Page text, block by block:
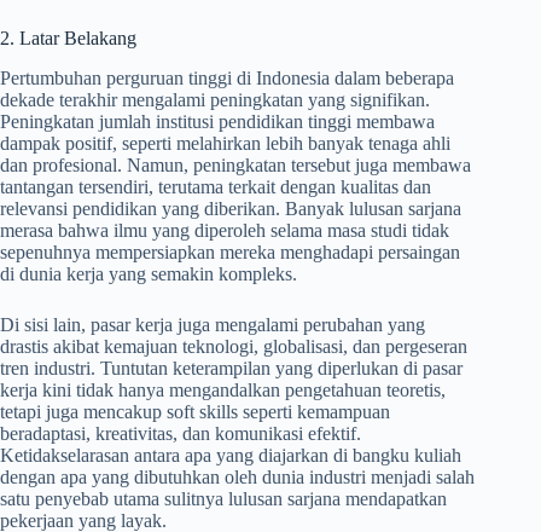
2. Latar Belakang
Pertumbuhan perguruan tinggi di Indonesia dalam beberapa
dekade terakhir mengalami peningkatan yang signifikan.
Peningkatan jumlah institusi pendidikan tinggi membawa
dampak positif, seperti melahirkan lebih banyak tenaga ahli
dan profesional. Namun, peningkatan tersebut juga membawa
tantangan tersendiri, terutama terkait dengan kualitas dan
relevansi pendidikan yang diberikan. Banyak lulusan sarjana
merasa bahwa ilmu yang diperoleh selama masa studi tidak
sepenuhnya mempersiapkan mereka menghadapi persaingan
di dunia kerja yang semakin kompleks.
Di sisi lain, pasar kerja juga mengalami perubahan yang
drastis akibat kemajuan teknologi, globalisasi, dan pergeseran
tren industri. Tuntutan keterampilan yang diperlukan di pasar
kerja kini tidak hanya mengandalkan pengetahuan teoretis,
tetapi juga mencakup soft skills seperti kemampuan
beradaptasi, kreativitas, dan komunikasi efektif.
Ketidakselarasan antara apa yang diajarkan di bangku kuliah
dengan apa yang dibutuhkan oleh dunia industri menjadi salah
satu penyebab utama sulitnya lulusan sarjana mendapatkan
pekerjaan yang layak.